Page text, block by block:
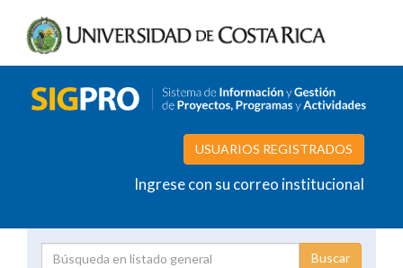
USUARIOS REGISTRADOS
Ingrese con su correo institucional